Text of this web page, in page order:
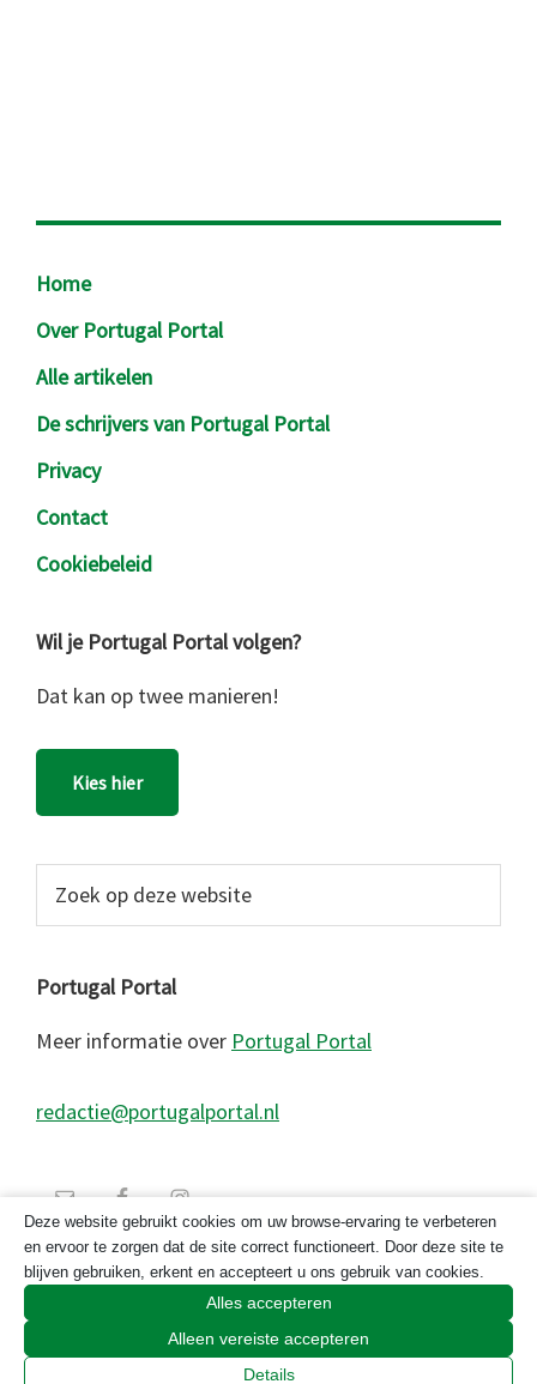
Footer
Home
Over Portugal Portal
Alle artikelen
De schrijvers van Portugal Portal
Privacy
Contact
Cookiebeleid
Wil je Portugal Portal volgen?
Dat kan op twee manieren!
Kies hier
website
Portugal Portal
Meer informatie over Portugal Portal
redactie@portugalportal.nl
© 2026 Copyright Portugal Portal 2023
Deze website gebruikt cookies om uw browse-ervaring te verbeteren
en ervoor te zorgen dat de site correct functioneert. Door deze site te
blijven gebruiken, erkent en accepteert u ons gebruik van cookies.
Alles accepteren
Alleen vereiste accepteren
Details